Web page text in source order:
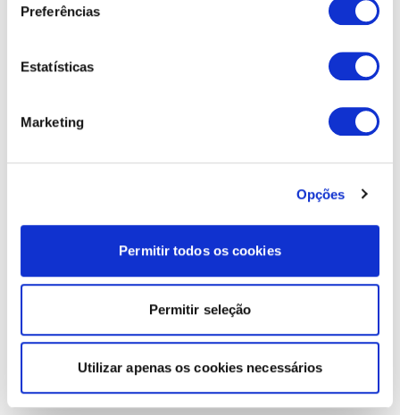
Preferências
Estatísticas
Marketing
Opções
Permitir todos os cookies
Permitir seleção
Utilizar apenas os cookies necessários